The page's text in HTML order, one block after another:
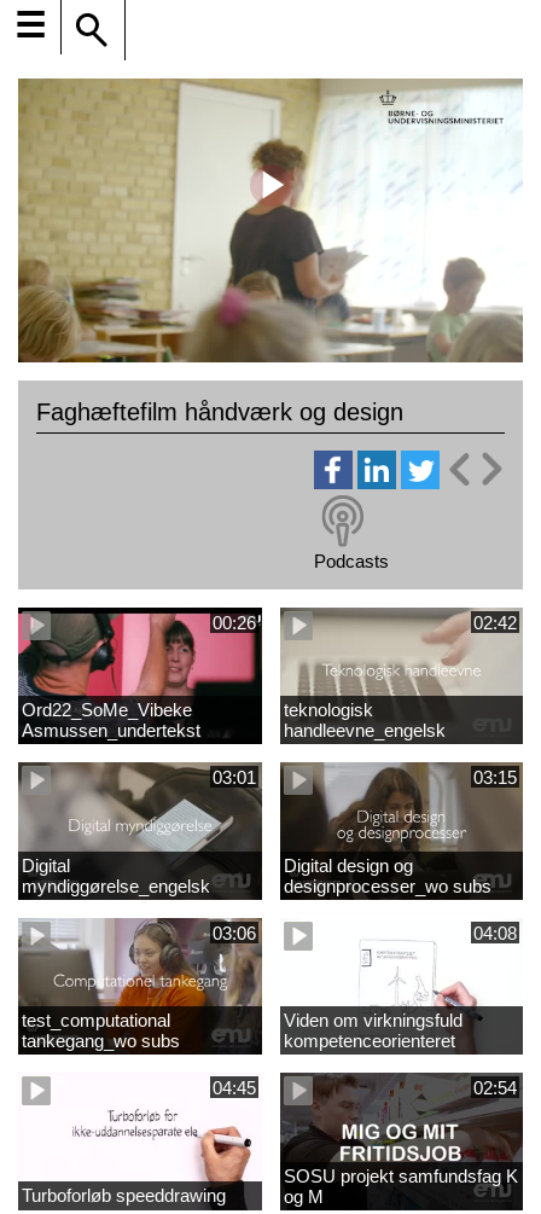
☰
Faghæftefilm håndværk og design
Podcasts
00:26
Ord22_SoMe_Vibeke
Asmussen_undertekst
02:42
teknologisk
handleevne_engelsk
03:01
Digital
myndiggørelse_engelsk
03:15
Digital design og
designprocesser_wo subs
03:06
test_computational
tankegang_wo subs
04:08
Viden om virkningsfuld
kompetenceorienteret
naturfagsundervisning
04:45
Turboforløb speeddrawing
02:54
SOSU projekt samfundsfag K
og M